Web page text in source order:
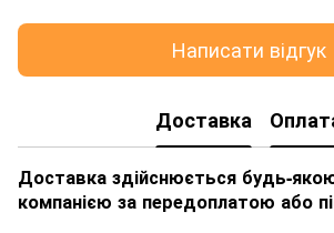
Написати відгук
Доставка
Доставка здійснюється будь-
компанією за передоплатою або